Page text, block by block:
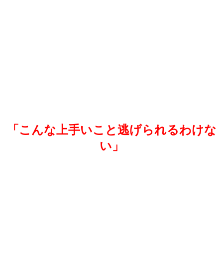
「こんな上手いこと逃げられるわけな
い」